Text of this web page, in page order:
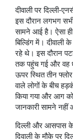
दीवाली पर
इस दौरान लगभग
सामने आई है। ऐसा
बिल्डिंग में। दीवाली
रहे थे। इस दौरान
तक पहुंच गई और वह
ऊपर स्थित तीन
वाले लोगों के बीच
किया गया और आग
जानकारी सामने नहीं
दिल्ली और आसपास
दिवाली के मौके पर